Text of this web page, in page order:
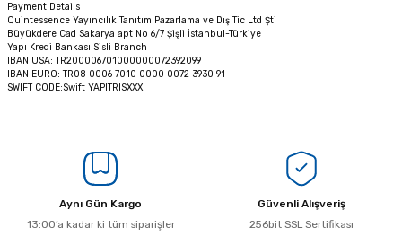
Payment Details
Quintessence Yayıncılık Tanıtım Pazarlama ve Dış Tic Ltd Şti
Büyükdere Cad Sakarya apt No 6/7 Şişli İstanbul-Türkiye
Yapı Kredi Bankası Sisli Branch
IBAN USA: TR200006701000000072392099
IBAN EURO: TR08 0006 7010 0000 0072 3930 91
SWIFT CODE:Swift YAPITRISXXX
Aynı Gün Kargo
13:00’a kadar ki tüm siparişler
Güvenli Alışveriş
256bit SSL Sertifikası